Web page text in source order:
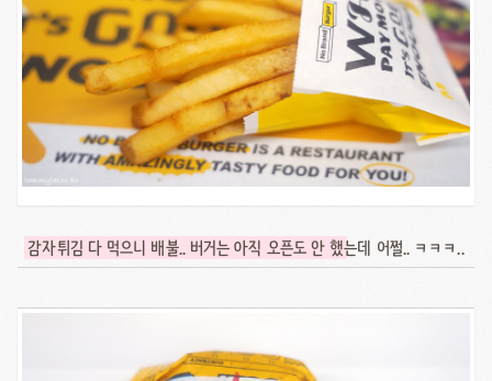
감자튀김 다 먹으니 배불.. 버거는 아직 오픈도 안 했는데 어쩔.. ㅋㅋㅋ..